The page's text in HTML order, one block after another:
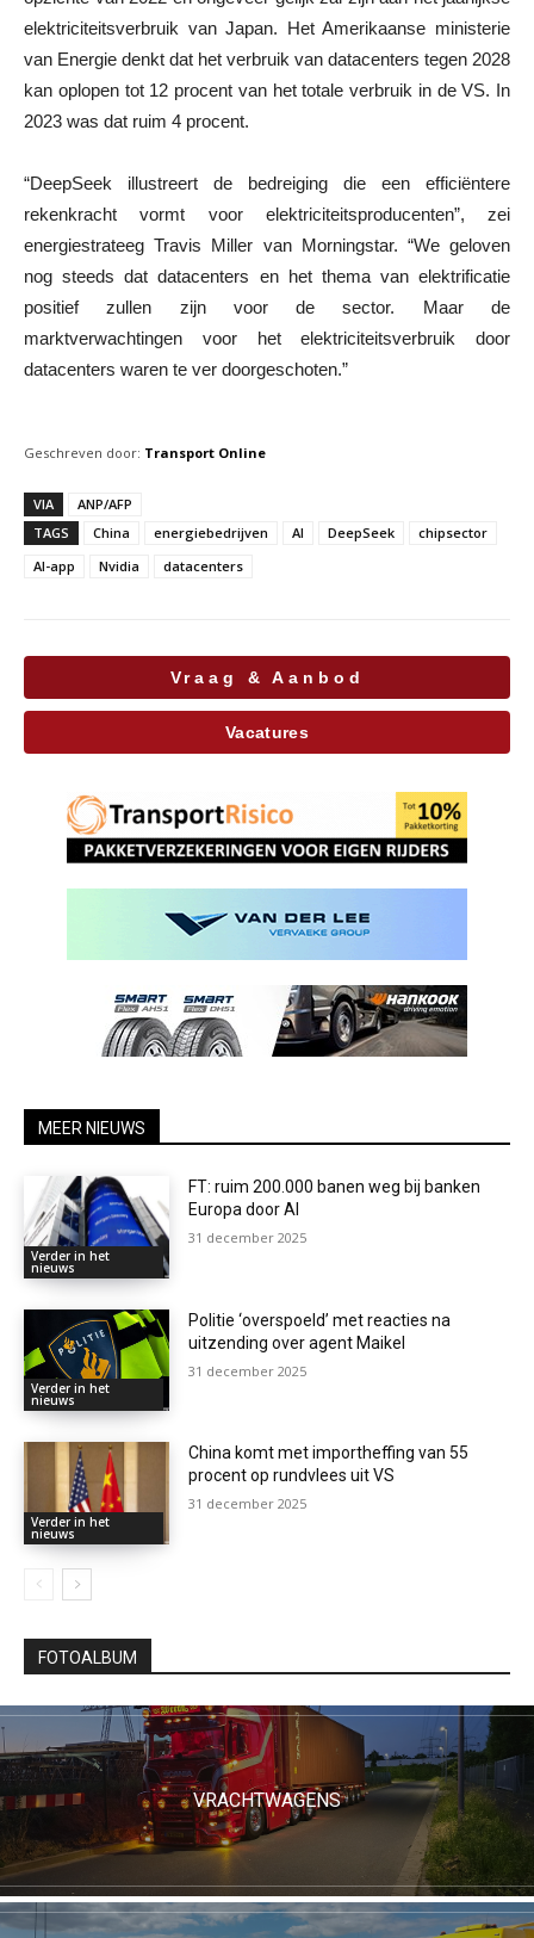
elektriciteitsverbruik van Japan. Het Amerikaanse ministerie
van Energie denkt dat het verbruik van datacenters tegen 2028
kan oplopen tot 12 procent van het totale verbruik in de VS. In
2023 was dat ruim 4 procent.
“DeepSeek illustreert de bedreiging die een efficiëntere
rekenkracht vormt voor elektriciteitsproducenten”, zei
energiestrateeg Travis Miller van Morningstar. “We geloven
nog steeds dat datacenters en het thema van elektrificatie
positief zullen zijn voor de sector. Maar de
marktverwachtingen voor het elektriciteitsverbruik door
datacenters waren te ver doorgeschoten.”
Geschreven door: Transport Online
VIA
ANP/AFP
TAGS
China energiebedrijven AI DeepSeek
chipsector
AI-app
Nvidia datacenters
Vraag & Aanbod
Vacatures
MEER NIEUWS
Verder in het
nieuws
FT: ruim 200.000 banen weg bij banken
Europa door AI
31 december 2025
Verder in het
nieuws
Politie ‘overspoeld’ met reacties na
uitzending over agent Maikel
31 december 2025
Verder in het
nieuws
China komt met importheffing van 55
procent op rundvlees uit VS
31 december 2025
FOTOALBUM
VRACHTWAGENS